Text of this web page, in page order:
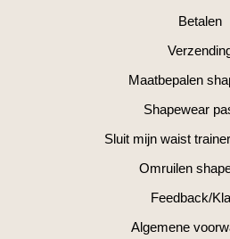
Betalen
Maatbepalen
Shapewear
Sluit mijn waist
Omruilen
Feedback/
Algemene